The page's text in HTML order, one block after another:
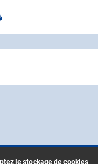
le stockage de cookies